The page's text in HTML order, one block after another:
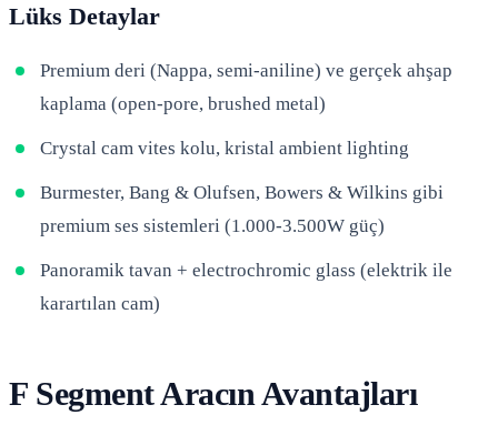
Lüks Detaylar
Premium deri (Nappa, semi-aniline) ve gerçek ahşap
kaplama (open-pore, brushed metal)
Crystal cam vites kolu, kristal ambient lighting
Burmester, Bang & Olufsen, Bowers & Wilkins gibi
premium ses sistemleri (1.000-3.500W güç)
Panoramik tavan + electrochromic glass (elektrik ile
karartılan cam)
F Segment Aracın Avantajları